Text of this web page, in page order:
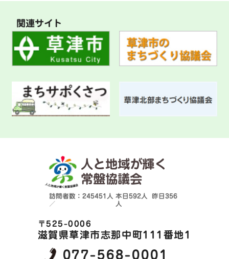
関連サイト
人と地域が輝く
常盤協議会
訪問者数：245451人
／
本日592人 昨日356
人
〒525-0006
滋賀県草津市志那中町111番地1
077-568-0001